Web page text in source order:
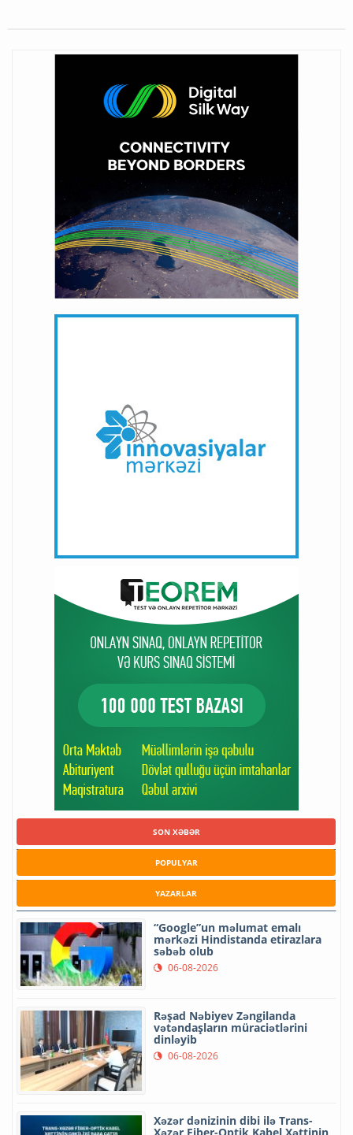
SON XƏBƏR
POPULYAR
YAZARLAR
“Google”un məlumat emalı
mərkəzi Hindistanda etirazlara
səbəb olub
06-08-2026
Rəşad Nəbiyev Zəngilanda
vətəndaşların müraciətlərini
dinləyib
06-08-2026
Xəzər dənizinin dibi ilə Trans-